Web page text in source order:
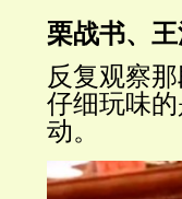
栗战书、
反复观察
仔细玩味
动。